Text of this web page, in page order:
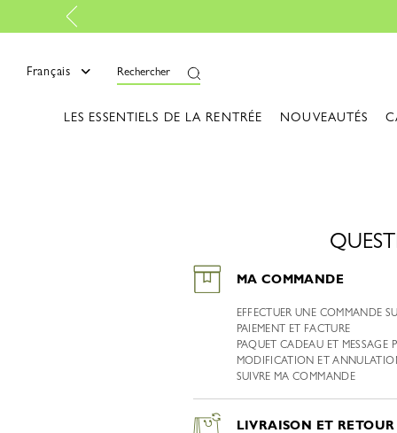
Français Rechercher
LES ESSENTIELS DE LA RENTRÉE NOUVEAUTÉS
MA COMMANDE
EFFECTUER UNE COMMANDE
PAIEMENT ET FACTURE
PAQUET CADEAU ET MESSAGE
MODIFICATION ET
SUIVRE MA COMMANDE
LIVRAISON ET RETOUR